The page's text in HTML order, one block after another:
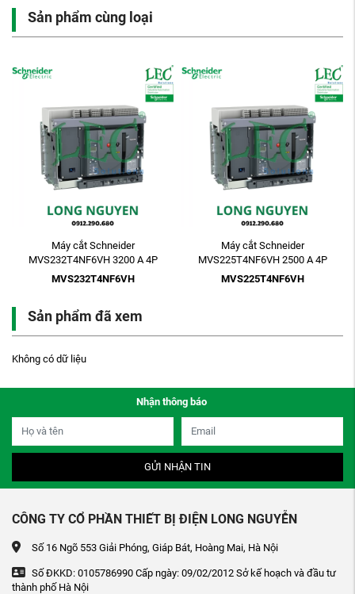
Sản phẩm cùng loại
Máy cắt Schneider
MVS232T4NF6VH 3200 A 4P
ETV6G 85kA Electric Fixed
MVS232T4NF6VH
Máy cắt Schneider
MVS225T4NF6VH 2500 A 4P
ETV6G 85kA Electric Fixed
MVS225T4NF6VH
Sản phẩm đã xem
Không có dữ liệu
Nhận thông báo
GỬI NHẬN TIN
CÔNG TY CỔ PHẦN THIẾT BỊ ĐIỆN LONG NGUYỄN
Số 16 Ngõ 553 Giải Phóng, Giáp Bát, Hoàng Mai, Hà Nội
Số ĐKKD: 0105786990 Cấp ngày: 09/02/2012 Sở kế hoạch và đầu tư
thành phố Hà Nội